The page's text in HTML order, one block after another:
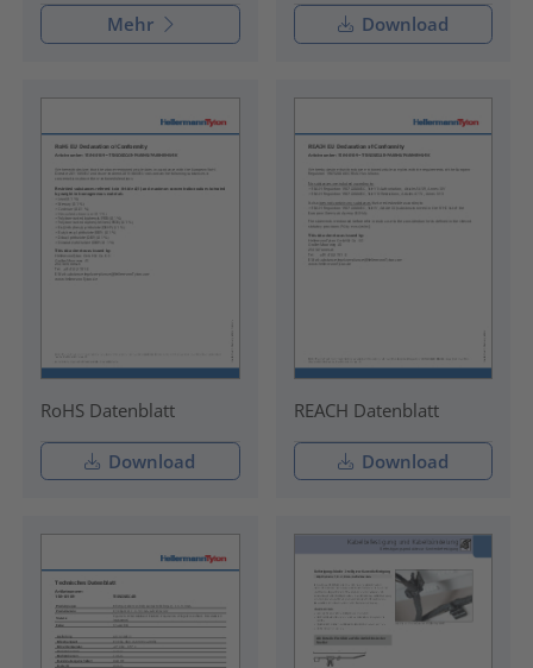
Mehr Download
RoHS Datenblatt
Download
REACH Datenblatt
Download